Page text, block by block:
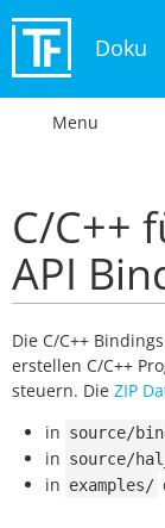
Doku
Menu
C/C++
API
Die C/C++
erstellen C/C++
steuern. Die ZIP
in source/
in source/
in examples/